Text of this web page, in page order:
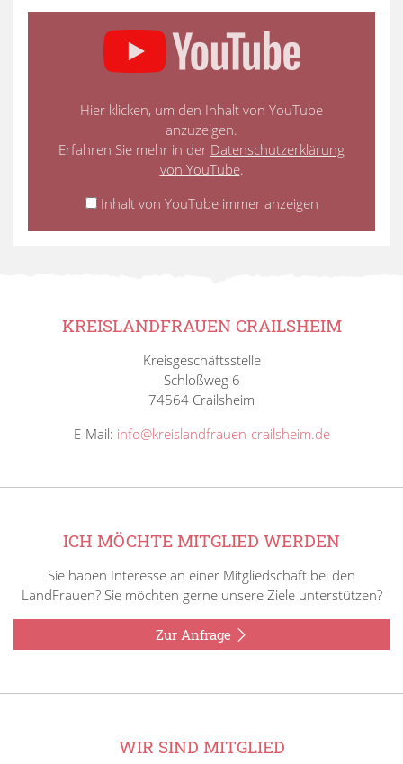
Hier klicken, um den Inhalt von YouTube
anzuzeigen.
Erfahren Sie mehr in der Datenschutzerklärung
von YouTube.
Inhalt von YouTube immer anzeigen
KREISLANDFRAUEN CRAILSHEIM
Kreisgeschäftsstelle
Schloßweg 6
74564 Crailsheim
E-Mail: info@kreislandfrauen-crailsheim.de
ICH MÖCHTE MITGLIED WERDEN
Sie haben Interesse an einer Mitgliedschaft bei den
LandFrauen? Sie möchten gerne unsere Ziele unterstützen?
Zur Anfrage
WIR SIND MITGLIED